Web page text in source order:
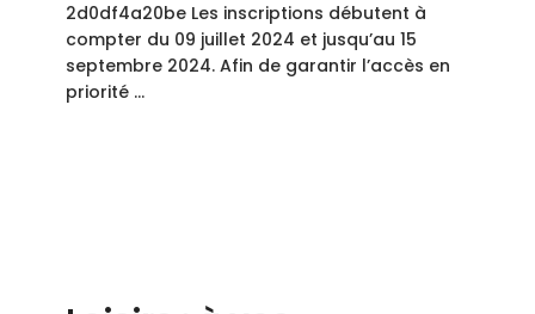
2d0df4a20be Les inscriptions débutent à
compter du 09 juillet 2024 et jusqu’au 15
septembre 2024. Afin de garantir l’accès en
priorité …